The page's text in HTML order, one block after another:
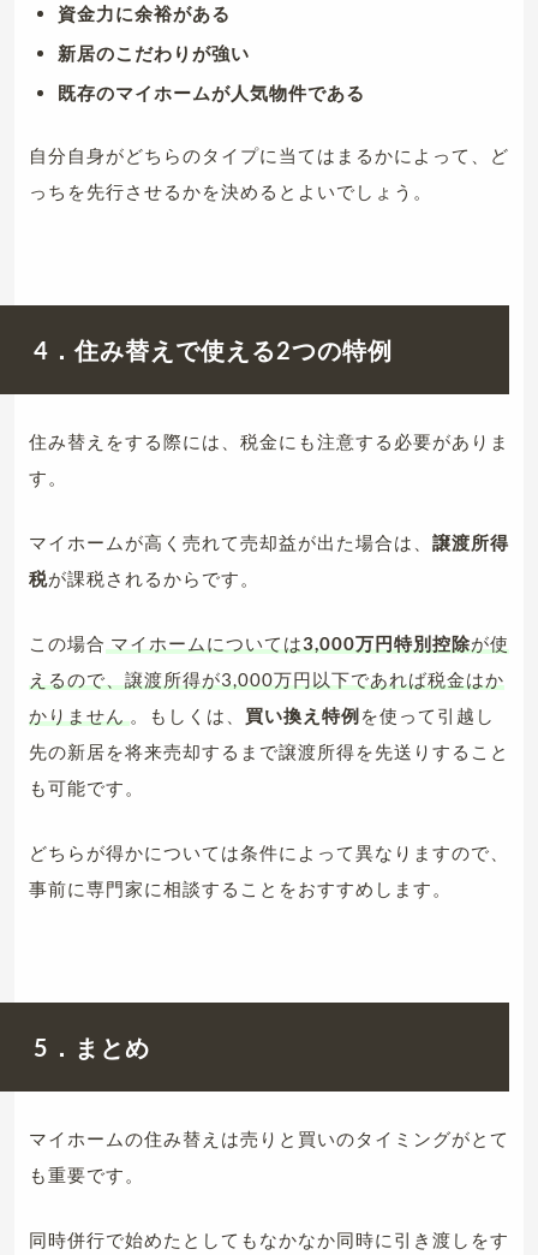
資金力に余裕がある
新居のこだわりが強い
既存のマイホームが人気物件である
自分自身がどちらのタイプに当てはまるかによって、ど
っちを先行させるかを決めるとよいでしょう。
4．住み替えで使える2つの特例
住み替えをする際には、税金にも注意する必要がありま
す。
マイホームが高く売れて売却益が出た場合は、 譲渡所得
税が課税されるからです。
この場合 マイホームについては3,000万円特別控除が使
えるので、譲渡所得が3,000万円以下であれば税金はか
かりません 。もしくは、 買い換え特例を使って引越し
先の新居を将来売却するまで譲渡所得を先送りすること
も可能です。
どちらが得かについては条件によって異なりますので、
事前に専門家に相談することをおすすめします。
5．まとめ
マイホームの住み替えは売りと買いのタイミングがとて
も重要です。
同時併行で始めたとしてもなかなか同時に引き渡しをす